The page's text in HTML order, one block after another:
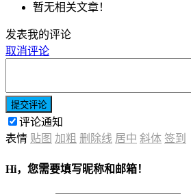
暂无相关文章！
发表我的评论
取消评论
提交评论
评论通知
表情 贴图 加粗 删除线 居中 斜体 签到
Hi，您需要填写昵称和邮箱！